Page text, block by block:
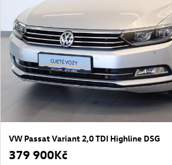
VW Passat Variant 2,0 TDI Highline DSG
379 900Kč